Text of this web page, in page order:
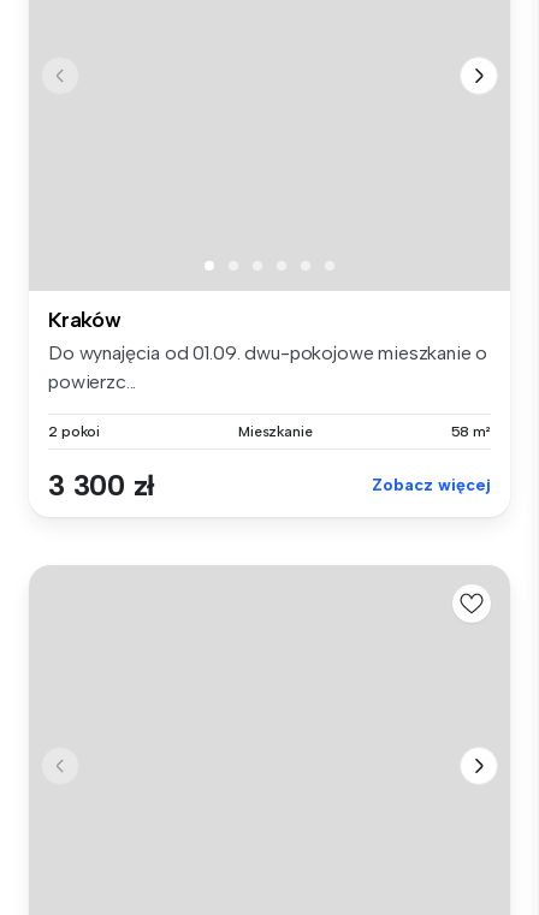
Kraków
Do wynajęcia od 01.09. dwu-pokojowe mieszkanie o
powierzc...
2 pokoi Mieszkanie 58 m²
3 300 zł Zobacz więcej